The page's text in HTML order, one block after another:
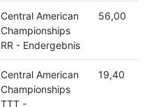
Central American
Championships
RR - Endergebnis
56,00
Central American
Championships
TTT -
19,40